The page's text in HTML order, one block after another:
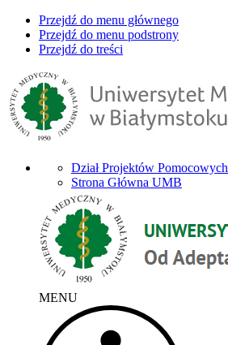
Przejdź do menu głównego
Przejdź do menu podstrony
Przejdź do treści
Dział Projektów Pomocowych
Strona Główna UMB
MENU